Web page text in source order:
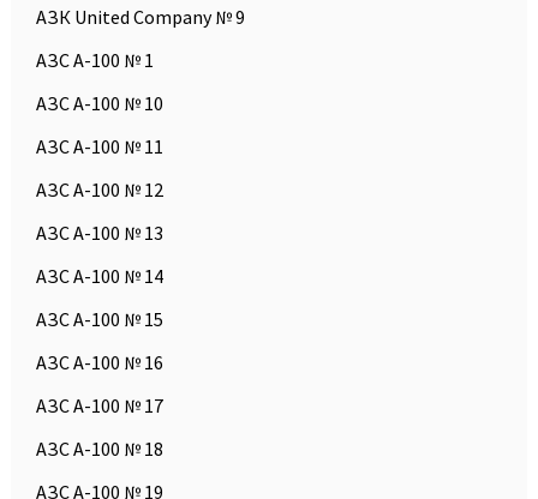
АЗК United Company № 9
АЗС А-100 № 1
АЗС А-100 № 10
АЗС А-100 № 11
АЗС А-100 № 12
АЗС А-100 № 13
АЗС А-100 № 14
АЗС А-100 № 15
АЗС А-100 № 16
АЗС А-100 № 17
АЗС А-100 № 18
АЗС А-100 № 19